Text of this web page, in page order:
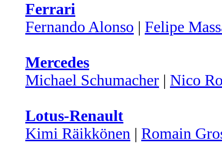
Ferrari
Fernando Alonso | Felipe
Mercedes
Michael Schumacher | Nico
Lotus-Renault
Kimi Räikkönen | Romain